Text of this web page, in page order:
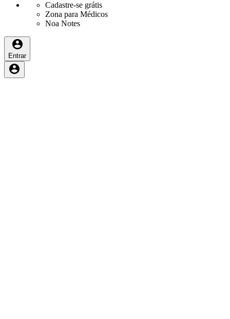
Cadastre-se grátis
Zona para Médicos
Noa Notes
Entrar